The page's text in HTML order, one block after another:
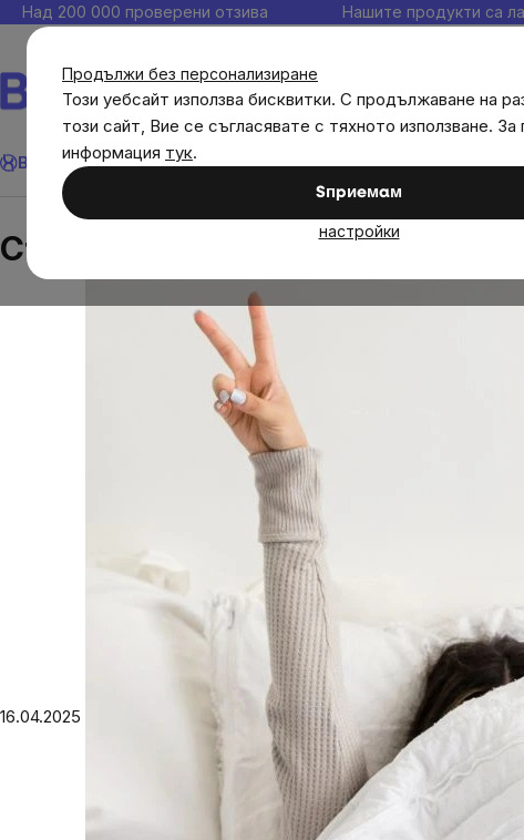
Продължи без персонализиране
Този уебсайт използва бисквитки. С продължаване на
този сайт, Вие се съгласявате с тяхното използване. За
информация тук.
Sпpиeмaм
настройки
Прескочи
към
съдържанието
Над 200 000 проверени отзива Нашите продукти са
Brainmax Имунитет Акции💪 WomenPowerЦели
Сън и стрес: Как да хармонизираме
Сън и стрес: Как да
16.04.2025